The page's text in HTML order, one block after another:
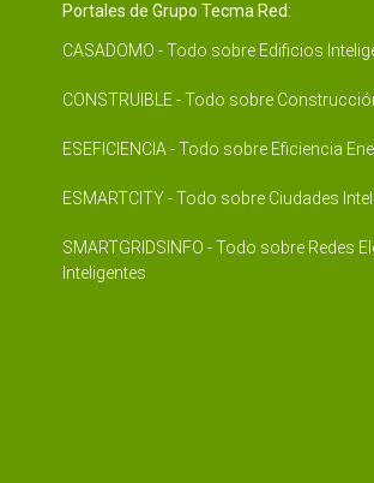
Portales de Grupo Tecma Red:
CASADOMO - Todo sobre Edificios
CONSTRUIBLE - Todo sobre
ESEFICIENCIA - Todo sobre Eficiencia
ESMARTCITY - Todo sobre Ciudades
SMARTGRIDSINFO - Todo sobre Redes
Inteligentes